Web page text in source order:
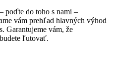
– poďte do toho s nami –
vám prehľad hlavných výhod
Garantujeme vám, že
ľutovať.